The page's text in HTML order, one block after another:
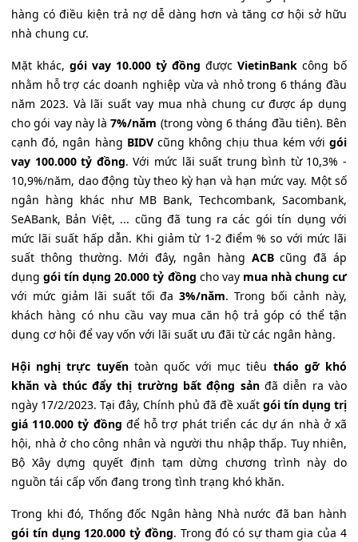
hàng có điều kiện trả nợ dễ dàng hơn và tăng cơ hội sở hữu
nhà chung cư.
Mặt khác, gói vay 10.000 tỷ đồng được VietinBank công bố
nhằm hỗ trợ các doanh nghiệp vừa và nhỏ trong 6 tháng đầu
năm 2023. Và lãi suất vay mua nhà chung cư được áp dụng
cho gói vay này là7%/năm (trong vòng 6 tháng đầu tiên). Bên
cạnh đó, ngân hàng BIDVcũng không chịu thua kém với gói
vay 100.000 tỷ đồng. Với mức lãi suất trung bình từ 10,3% -
10,9%/năm, dao động tùy theo kỳ hạn và hạn mức vay. Một số
ngân hàng khác như MB Bank, Techcombank, Sacombank,
SeABank, Bản Việt, ... cũng đã tung ra các gói tín dụng với
mức lãi suất hấp dẫn. Khi giảm từ 1-2 điểm % so với mức lãi
suất thông thường. Mới đây, ngân hàng ACBcũng đã áp
dụnggói tín dụng 20.000 tỷ đồng cho vay mua nhà chung cư
với mức giảm lãi suất tối đa3%/năm. Trong bối cảnh này,
khách hàng có nhu cầu vay mua căn hộ trả góp có thể tận
dụng cơ hội để vay vốn với lãi suất ưu đãi từ các ngân hàng.
Hội nghị trực tuyếntoàn quốc với mục tiêu tháo gỡ khó
khăn và thúc đẩy thị trường bất động sảnđã diễn ra vào
ngày 17/2/2023. Tại đây, Chính phủ đã đề xuất gói tín dụng trị
giá 110.000 tỷ đồng để hỗ trợ phát triển các dự án nhà ở xã
hội, nhà ở cho công nhân và người thu nhập thấp. Tuy nhiên,
Bộ Xây dựng quyết định tạm dừng chương trình này do
nguồn tái cấp vốn đang trong tình trạng khó khăn.
Trong khi đó, Thống đốc Ngân hàng Nhà nước đã ban hành
gói tín dụng 120.000 tỷ đồng. Trong đó có sự tham gia của 4